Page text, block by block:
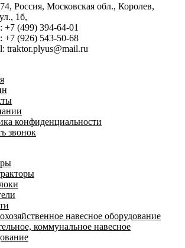
Россия, Московская обл., Королев,
1б,
+7 (499) 394-64-01
+7 (926) 543-50-68
traktor.plyus@mail.ru
конфиденциальности
звонок
навесное оборудование
коммунальное навесное